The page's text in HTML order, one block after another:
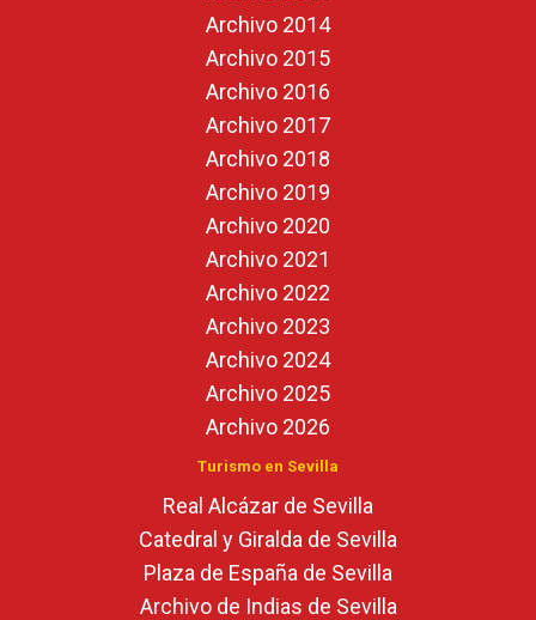
Archivo 2014
Archivo 2015
Archivo 2016
Archivo 2017
Archivo 2018
Archivo 2019
Archivo 2020
Archivo 2021
Archivo 2022
Archivo 2023
Archivo 2024
Archivo 2025
Archivo 2026
Turismo en Sevilla
Real Alcázar de Sevilla
Catedral y Giralda de Sevilla
Plaza de España de Sevilla
Archivo de Indias de Sevilla